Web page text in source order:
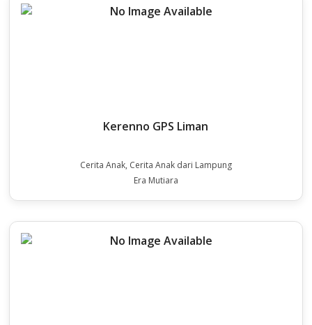
Kerenno GPS Liman
Cerita Anak, Cerita Anak dari Lampung
Era Mutiara